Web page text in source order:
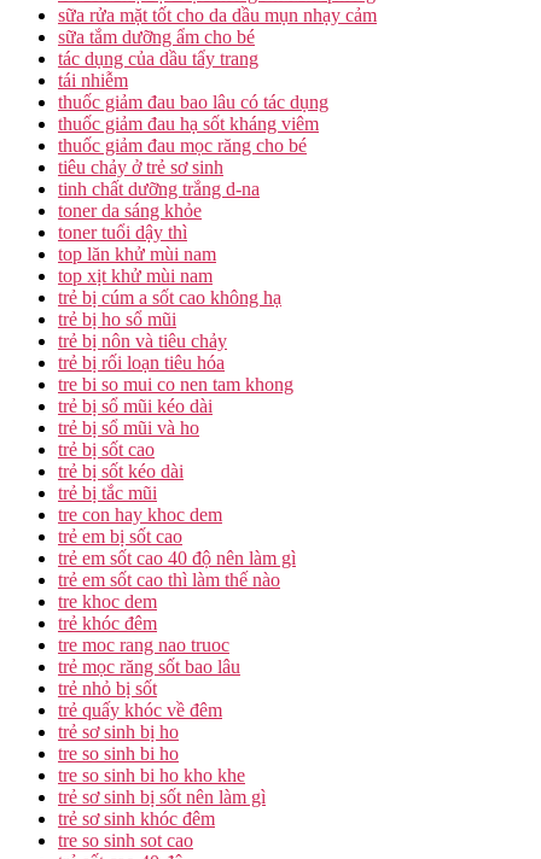
sữa rửa mặt tốt cho da dầu mụn nhạy cảm
sữa tắm dưỡng ẩm cho bé
tác dụng của dầu tẩy trang
tái nhiễm
thuốc giảm đau bao lâu có tác dụng
thuốc giảm đau hạ sốt kháng viêm
thuốc giảm đau mọc răng cho bé
tiêu chảy ở trẻ sơ sinh
tinh chất dưỡng trắng d-na
toner da sáng khỏe
toner tuổi dậy thì
top lăn khử mùi nam
top xịt khử mùi nam
trẻ bị cúm a sốt cao không hạ
trẻ bị ho sổ mũi
trẻ bị nôn và tiêu chảy
trẻ bị rối loạn tiêu hóa
tre bi so mui co nen tam khong
trẻ bị sổ mũi kéo dài
trẻ bị sổ mũi và ho
trẻ bị sốt cao
trẻ bị sốt kéo dài
trẻ bị tắc mũi
tre con hay khoc dem
trẻ em bị sốt cao
trẻ em sốt cao 40 độ nên làm gì
trẻ em sốt cao thì làm thế nào
tre khoc dem
trẻ khóc đêm
tre moc rang nao truoc
trẻ mọc răng sốt bao lâu
trẻ nhỏ bị sốt
trẻ quấy khóc về đêm
trẻ sơ sinh bị ho
tre so sinh bi ho
tre so sinh bi ho kho khe
trẻ sơ sinh bị sốt nên làm gì
trẻ sơ sinh khóc đêm
tre so sinh sot cao